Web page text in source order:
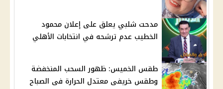
مدحت شلبي يعلق على إعلان محمود
الخطيب عدم ترشحه في انتخابات الأهلي
طقس الخميس: ظهور السحب المنخفضة
وطقس خريفى معتدل الحرارة فى الصباح